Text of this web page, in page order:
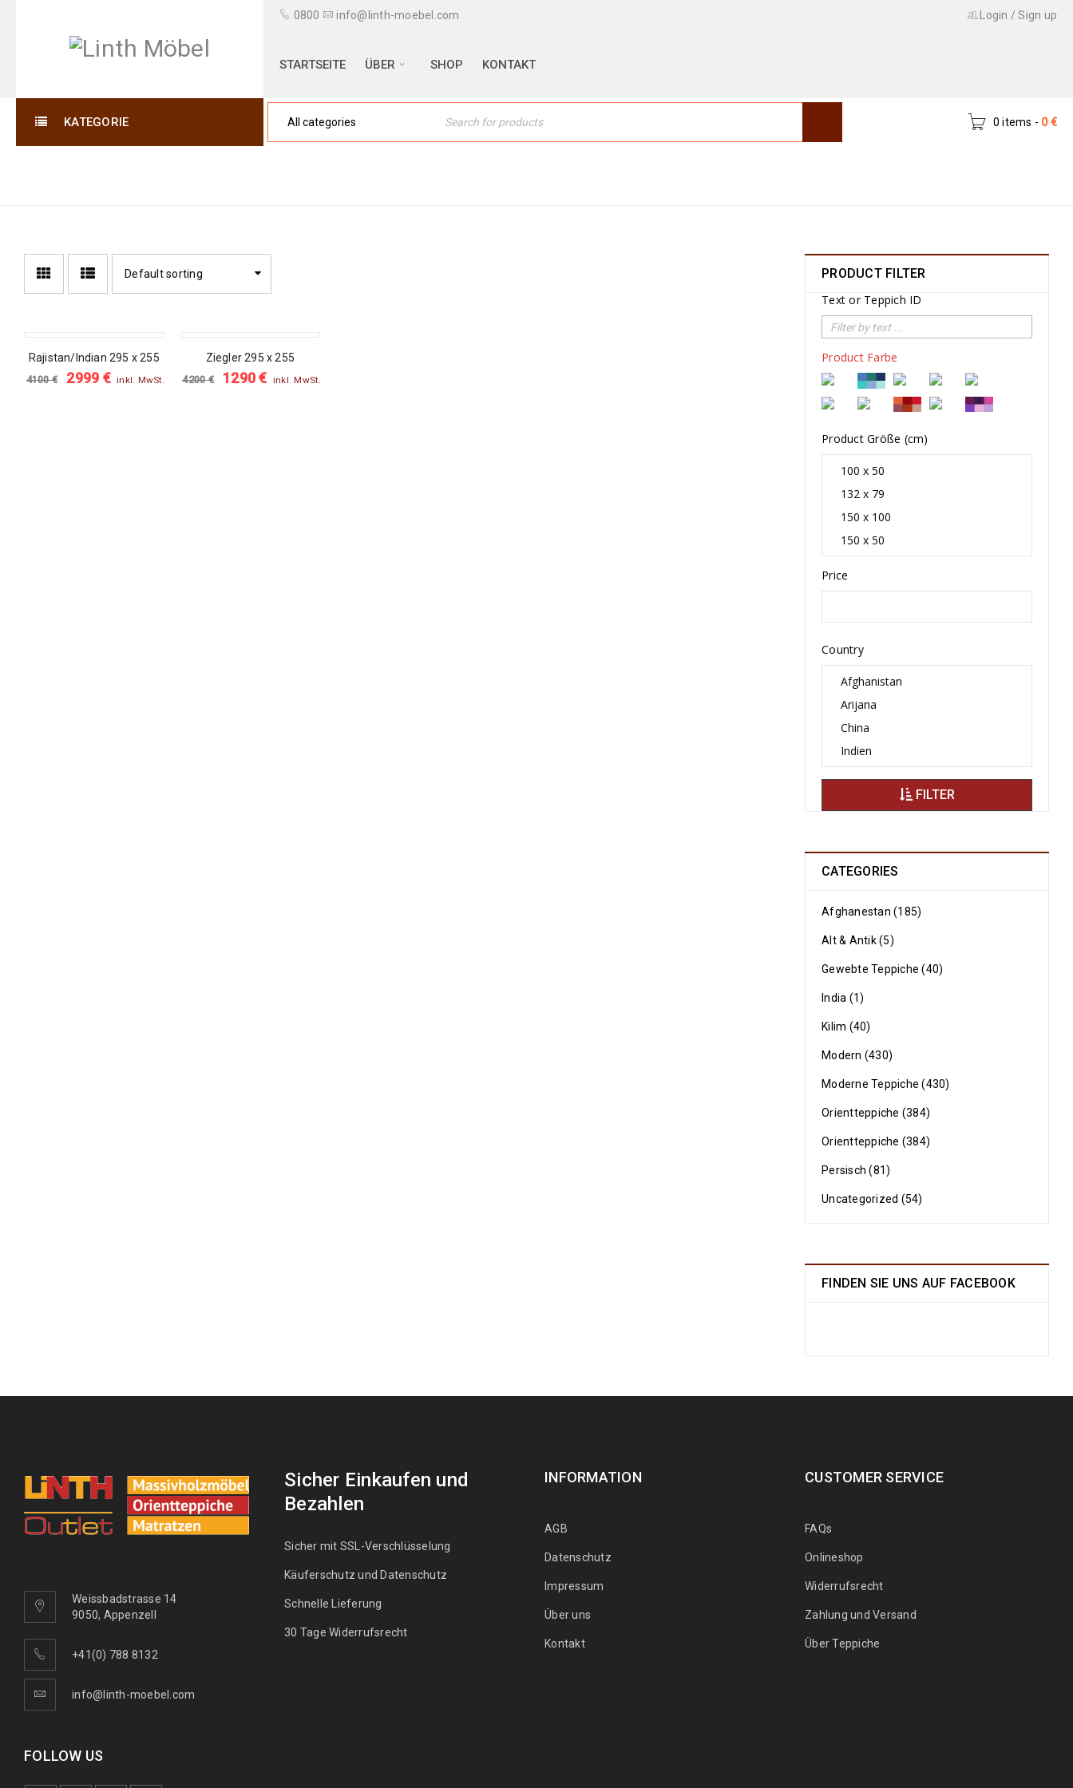
0800 info@linth-moebel.com Login /Sign up
STARTSEITE ÜBER SHOP KONTAKT
KATEGORIE 0 items - 0€
Default sorting
SALE
Rajistan/Indian 295 x 255
4100€ 2999 € inkl. MwSt.
SALEZiegler 295 x 255
4200€ 1290€ inkl. MwSt.
PRODUCT FILTER
Text or Teppich ID
Product Farbe
Product Größe (cm)
Price
Country
FILTER
CATEGORIES
Afghanestan (185)
Alt & Antik (5)
Gewebte Teppiche (40)
India (1)
Kilim (40)
Modern (430)
Moderne Teppiche (430)
Orientteppiche (384)
Orientteppiche (384)
Persisch (81)
Uncategorized (54)
FINDEN SIE UNS AUF FACEBOOK
Weissbadstrasse 14
9050, Appenzell
+41(0) 788 8132
info@linth-moebel.com
FOLLOW US
Sicher Einkaufen und
Bezahlen
Sicher mit SSL-Verschlüsselung
Käuferschutz und Datenschutz
Schnelle Lieferung
30 Tage Widerrufsrecht
INFORMATION
AGB
Datenschutz
Impressum
Über uns
Kontakt
CUSTOMER SERVICE
FAQs
Onlineshop
Widerrufsrecht
Zahlung und Versand
Über Teppiche